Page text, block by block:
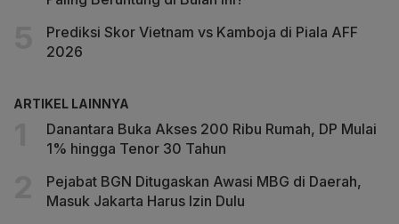
Prediksi Skor Vietnam vs Kamboja di Piala AFF
2026
ARTIKEL LAINNYA
Danantara Buka Akses 200 Ribu Rumah, DP Mulai
1% hingga Tenor 30 Tahun
Pejabat BGN Ditugaskan Awasi MBG di Daerah,
Masuk Jakarta Harus Izin Dulu